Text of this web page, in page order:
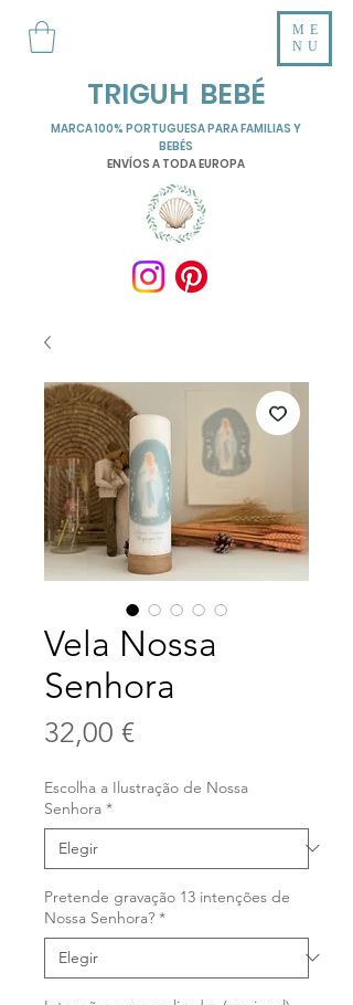
TRIGUH BEBÉ
ME
NU
MARCA 100% PORTUGUESA PARA FAMILIAS Y
BEBÉS
ENVÍOS A TODA EUROPA
Vela Nossa
Senhora
32,00 €Precio
Escolha a Ilustração de Nossa
Senhora *
Pretende gravação 13 intenções de
Nossa Senhora? *